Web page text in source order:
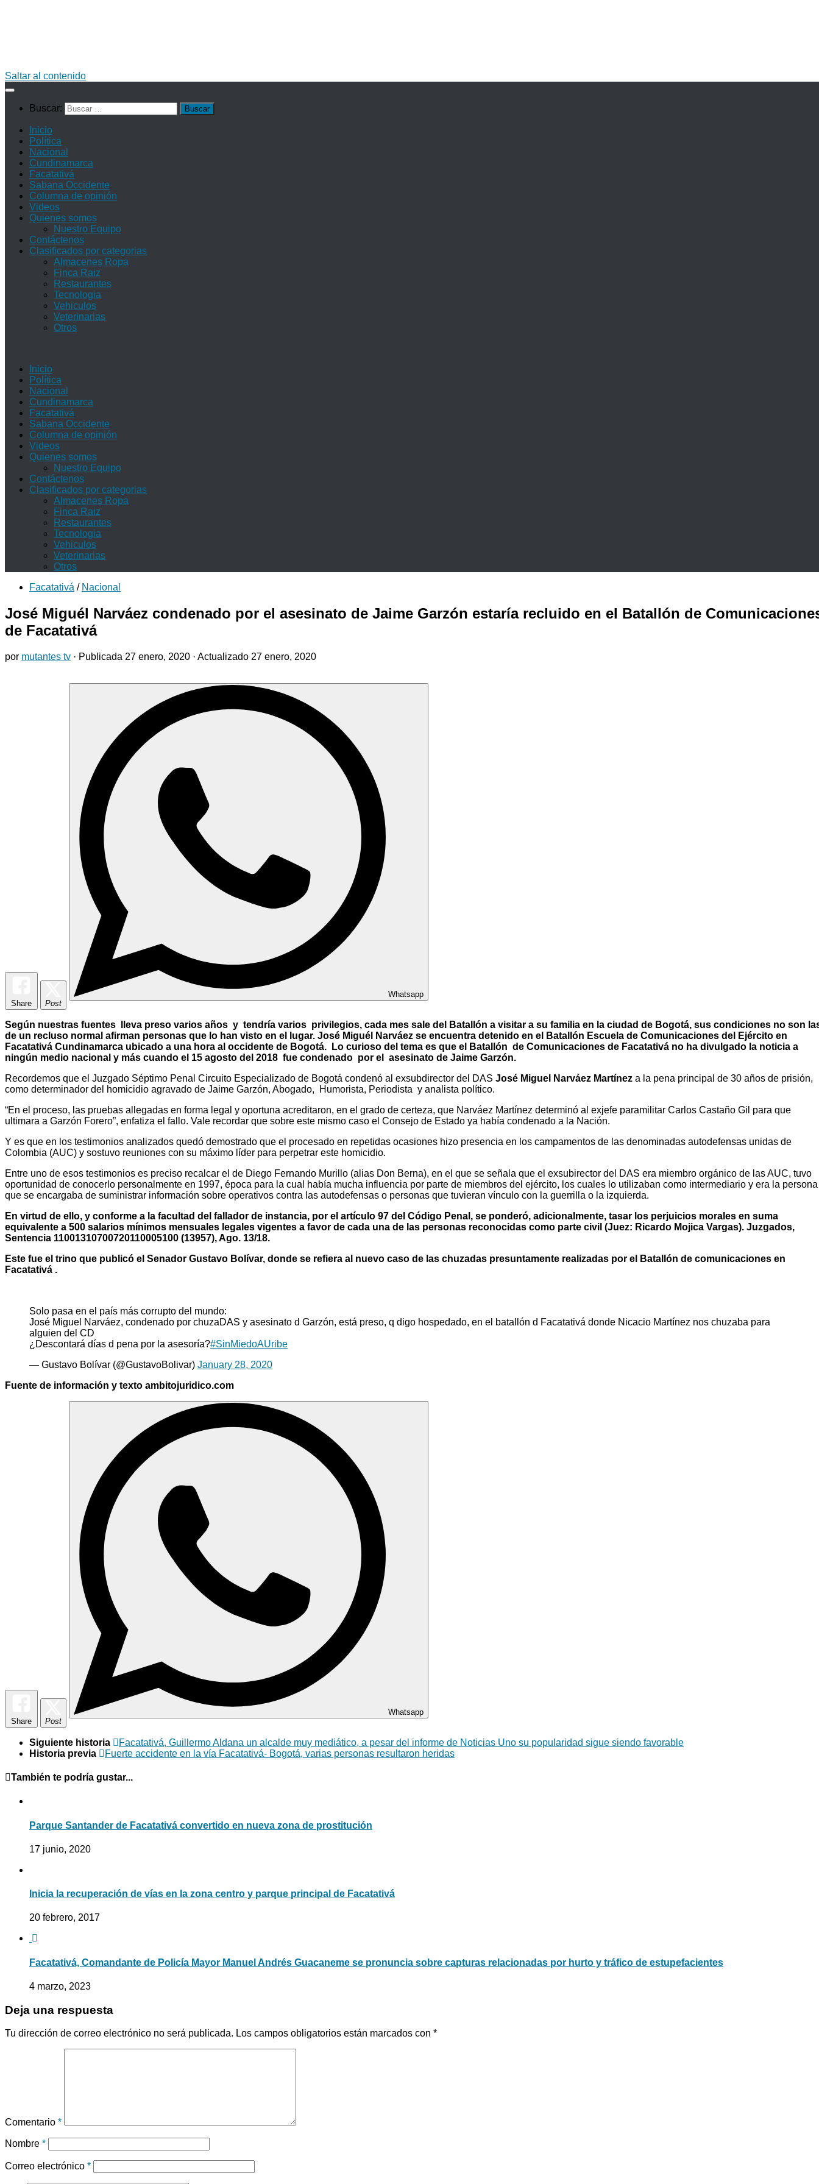
Saltar al contenido
Buscar:
Inicio
Política
Nacional
Cundinamarca
Facatativá
Sabana Occidente
Columna de opinión
Videos
Quienes somos
Nuestro Equipo
Contáctenos
Clasificados por categorias
Almacenes Ropa
Finca Raiz
Restaurantes
Tecnologia
Vehiculos
Veterinarias
Otros
Inicio
Política
Nacional
Cundinamarca
Facatativá
Sabana Occidente
Columna de opinión
Videos
Quienes somos
Nuestro Equipo
Contáctenos
Clasificados por categorias
Almacenes Ropa
Finca Raiz
Restaurantes
Tecnologia
Vehiculos
Veterinarias
Otros
Facatativá / Nacional
José Miguél Narváez condenado por el asesinato de Jaime Garzón estaría recluido en el Batallón de
de Facatativá
por mutantes tv · Publicada 27 enero, 2020 · Actualizado 27 enero, 2020
Share Post
Whatsapp
Según nuestras fuentes lleva preso varios años y tendría varios privilegios, cada mes sale del Batallón a visitar a su familia en la ciudad de Bogotá, sus condiciones no son
de un recluso normal afirman personas que lo han visto en el lugar. José Miguél Narváez se encuentra detenido en el Batallón Escuela de Comunicaciones del Ejército en
Facatativá Cundinamarca ubicado a una hora al occidente de Bogotá. Lo curioso del tema es que el Batallón de Comunicaciones de Facatativá no ha divulgado la noticia a
ningún medio nacional y más cuando el 15 agosto del 2018 fue condenado por el asesinato de Jaime Garzón.
Recordemos que el Juzgado Séptimo Penal Circuito Especializado de Bogotá condenó al exsubdirector del DAS José Miguel Narváez Martínez a la pena principal de 30 años de prisión,
como determinador del homicidio agravado de Jaime Garzón, Abogado, Humorista, Periodista y analista político.
“En el proceso, las pruebas allegadas en forma legal y oportuna acreditaron, en el grado de certeza, que Narváez Martínez determinó al exjefe paramilitar Carlos Castaño Gil para que
ultimara a Garzón Forero”, enfatiza el fallo. Vale recordar que sobre este mismo caso el Consejo de Estado ya había condenado a la Nación.
Y es que en los testimonios analizados quedó demostrado que el procesado en repetidas ocasiones hizo presencia en los campamentos de las denominadas autodefensas unidas de
Colombia (AUC) y sostuvo reuniones con su máximo líder para perpetrar este homicidio.
Entre uno de esos testimonios es preciso recalcar el de Diego Fernando Murillo (alias Don Berna), en el que se señala que el exsubirector del DAS era miembro orgánico de las AUC, tuvo
oportunidad de conocerlo personalmente en 1997, época para la cual había mucha influencia por parte de miembros del ejército, los cuales lo utilizaban como intermediario y era la persona
que se encargaba de suministrar información sobre operativos contra las autodefensas o personas que tuvieran vínculo con la guerrilla o la izquierda.
En virtud de ello, y conforme a la facultad del fallador de instancia, por el artículo 97 del Código Penal, se ponderó, adicionalmente, tasar los perjuicios morales en suma
equivalente a 500 salarios mínimos mensuales legales vigentes a favor de cada una de las personas reconocidas como parte civil (Juez: Ricardo Mojica Vargas). Juzgados,
Sentencia 11001310700720110005100 (13957), Ago. 13/18.
Este fue el trino que publicó el Senador Gustavo Bolívar, donde se refiera al nuevo caso de las chuzadas presuntamente realizadas por el Batallón de comunicaciones en
Facatativá .
Solo pasa en el país más corrupto del mundo:
José Miguel Narváez, condenado por chuzaDAS y asesinato d Garzón, está preso, q digo hospedado, en el batallón d Facatativá donde Nicacio Martínez nos chuzaba para
alguien del CD
¿Descontará días d pena por la asesoría?#SinMiedoAUribe
— Gustavo Bolívar (@GustavoBolivar) January 28, 2020
Fuente de información y texto ambitojuridico.com
Share Post
Whatsapp
Siguiente historia
Facatativá, Guillermo Aldana un alcalde muy mediático, a pesar del informe de Noticias Uno su popularidad sigue siendo favorable
Historia previa
Fuerte accidente en la vía Facatativá- Bogotá, varias personas resultaron heridas
También te podría gustar...
Parque Santander de Facatativá convertido en nueva zona de prostitución
17 junio, 2020
Inicia la recuperación de vías en la zona centro y parque principal de Facatativá
20 febrero, 2017
Facatativá, Comandante de Policía Mayor Manuel Andrés Guacaneme se pronuncia sobre capturas relacionadas por hurto y tráfico de estupefacientes
4 marzo, 2023
Deja una respuesta
Tu dirección de correo electrónico no será publicada. Los campos obligatorios están marcados con *
Comentario *
Nombre *
Correo electrónico *